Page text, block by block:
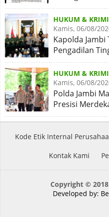
HUKUM &
Kamis, 06/08/
Kapolda
Pengadilan
Antar Lembaga
HUKUM &
Kamis, 06/08/
Polda Jambi
Presisi
Floor Game
Kode Etik Internal
Kontak Kami
Copyright ©
Developed by: